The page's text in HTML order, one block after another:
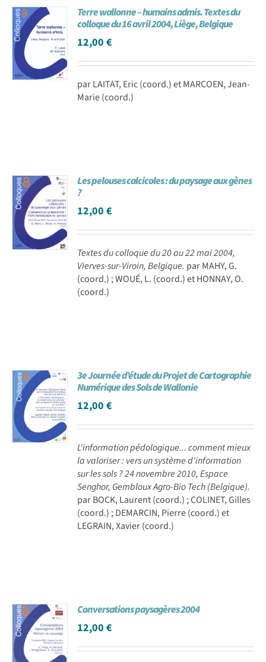
Achat en ligne
Panier WooCommerce
Terre wallonne – humains admis. Textes du
colloque du 16 avril 2004, Liège, Belgique
12,00€
par LAITAT, Eric (coord.) et MARCOEN, Jean-
Marie (coord.)
Les pelouses calcicoles : du paysage aux gènes
?
12,00€
Textes du colloque du 20 au 22 mai 2004,
Vierves-sur-Viroin, Belgique. par MAHY, G.
(coord.) ; WOUÉ, L. (coord.) et HONNAY, O.
(coord.)
3e Journée d’étude du Projet de Cartographie
Numérique des Sols de Wallonie
12,00€
L'information pédologique... comment mieux
la valoriser : vers un système d'information
sur les sols ? 24 novembre 2010, Espace
Senghor, Gembloux Agro-Bio Tech (Belgique).
par BOCK, Laurent (coord.) ; COLINET, Gilles
(coord.) ; DEMARCIN, Pierre (coord.) et
LEGRAIN, Xavier (coord.)
Conversations paysagères 2004
12,00€